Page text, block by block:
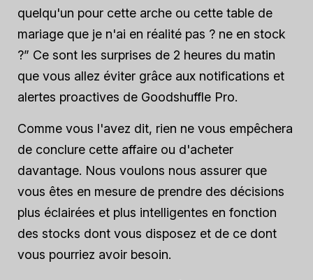
quelqu'un pour cette arche ou cette table de
mariage que je n'ai en réalité pas ? ne en stock
?” Ce sont les surprises de 2 heures du matin
que vous allez éviter grâce aux notifications et
alertes proactives de Goodshuffle Pro.
Comme vous l'avez dit, rien ne vous empêchera
de conclure cette affaire ou d'acheter
davantage. Nous voulons nous assurer que
vous êtes en mesure de prendre des décisions
plus éclairées et plus intelligentes en fonction
des stocks dont vous disposez et de ce dont
vous pourriez avoir besoin.